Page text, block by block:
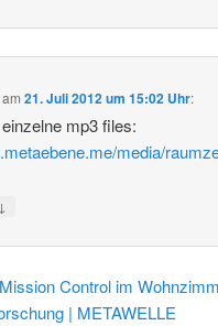
am21. Juli 2012 um 15:02 Uhr:
mp3 files:
media/
↓
Mission Control im
| METAWELLE